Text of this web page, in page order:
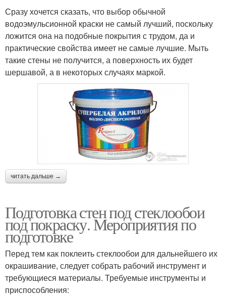
Сразу хочется сказать, что выбор обычной
водоэмульсионной краски не самый лучший, поскольку
ложится она на подобные покрытия с трудом, да и
практические свойства имеет не самые лучшие. Мыть
такие стены не получится, а поверхность их будет
шершавой, а в некоторых случаях маркой.
читать дальше →
Подготовка стен под стеклообои
под покраску. Мероприятия по
подготовке
Перед тем как поклеить стеклообои для дальнейшего их
окрашивание, следует собрать рабочий инструмент и
требующиеся материалы. Требуемые инструменты и
приспособления: